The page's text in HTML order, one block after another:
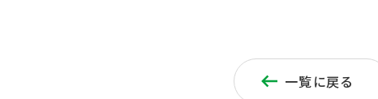
一覧に戻る